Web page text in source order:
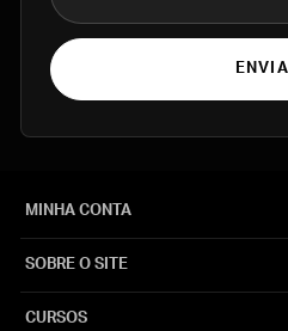
MINHA CONTA
SOBRE O SITE
CURSOS